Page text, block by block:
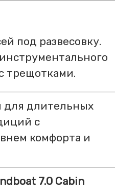
под развесовку.
трещотками.
для длительных
с
комфорта и
7.0 Cabin